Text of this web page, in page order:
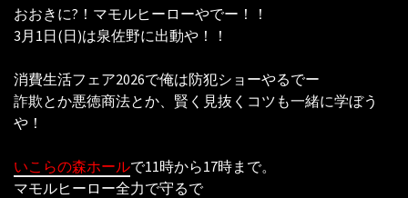
おおきに?！マモルヒーローやでー！！
3月1日(日)は泉佐野に出動や！！
消費生活フェア2026で俺は防犯ショーやるでー
詐欺とか悪徳商法とか、賢く見抜くコツも一緒に学ぼう
や！
いこらの森ホールで11時から17時まで。
マモルヒーロー全力で守るで